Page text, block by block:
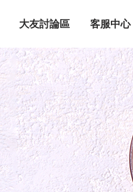
大友討論區 客服中心